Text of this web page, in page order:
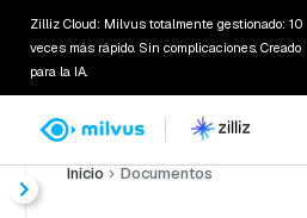
Zilliz Cloud: Milvus totalmente gestionado: 10
veces más rápido. Sin complicaciones. Creado
para la IA.
Inicio Documentos